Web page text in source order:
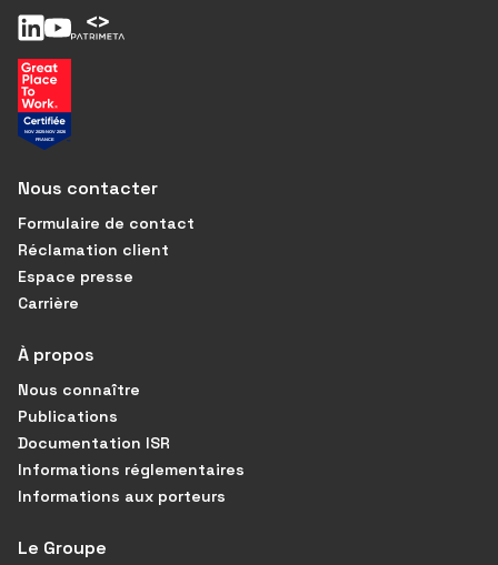
Nous contacter
Formulaire de contact
Réclamation client
Espace presse
Carrière
À propos
Nous connaître
Publications
Documentation ISR
Informations réglementaires
Informations aux porteurs
Le Groupe